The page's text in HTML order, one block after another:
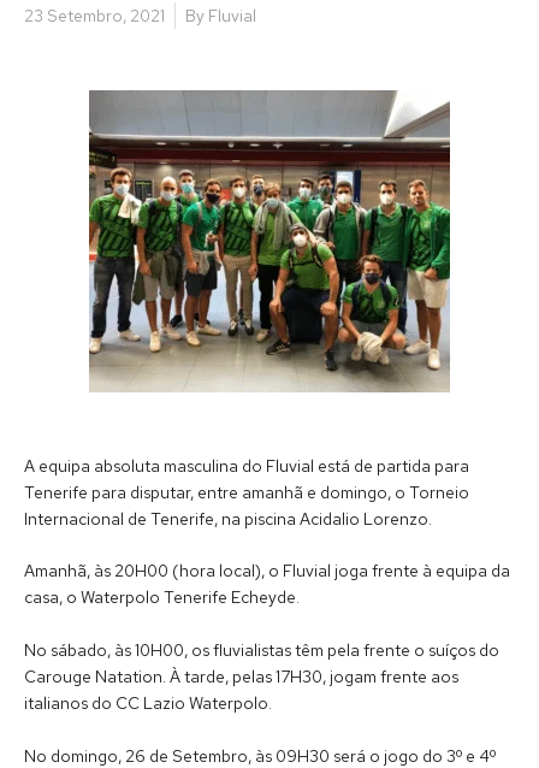
23 Setembro, 2021 By Fluvial
A equipa absoluta masculina do Fluvial está de partida para
Tenerife para disputar, entre amanhã e domingo, o Torneio
Internacional de Tenerife, na piscina Acidalio Lorenzo.
Amanhã, às 20H00 (hora local), o Fluvial joga frente à equipa da
casa, o Waterpolo Tenerife Echeyde.
No sábado, às 10H00, os fluvialistas têm pela frente o suíços do
Carouge Natation. À tarde, pelas 17H30, jogam frente aos
italianos do CC Lazio Waterpolo.
No domingo, 26 de Setembro, às 09H30 será o jogo do 3º e 4º